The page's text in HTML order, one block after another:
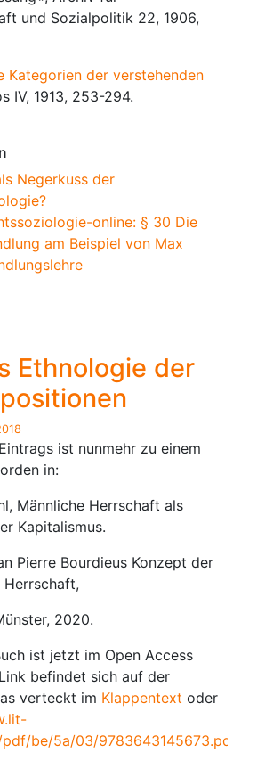
und Sozialpolitik 22, 1906,
Kategorien der verstehenden
IV, 1913, 253-294.
Negerkuss der
online: § 30 Die
am Beispiel von Max
Ethnologie der
ist nunmehr zu einem
in:
Männliche Herrschaft als
Kapitalismus.
Pierre Bourdieus Konzept der
Herrschaft,
2020.
ist jetzt im Open Access
befindet sich auf der
verteckt im Klappentext oder
be/5a/03/9783643145673.pdf